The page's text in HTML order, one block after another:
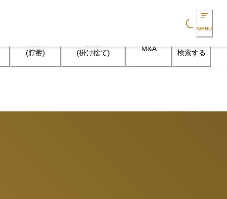
Loading...
MENU
(貯蓄)
(掛け捨て)
M&A 検索する